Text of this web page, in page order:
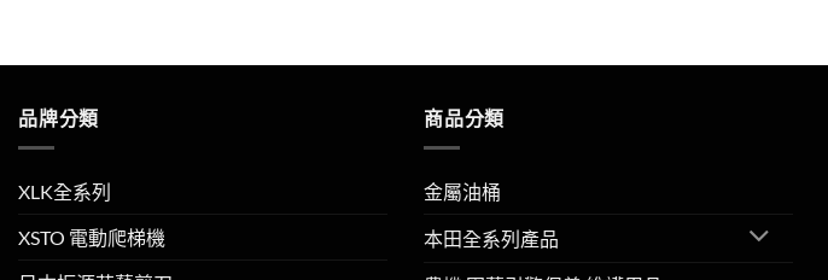
品牌分類
XLK全系列
XSTO 電動爬梯機
商品分類
金屬油桶
本田全系列產品